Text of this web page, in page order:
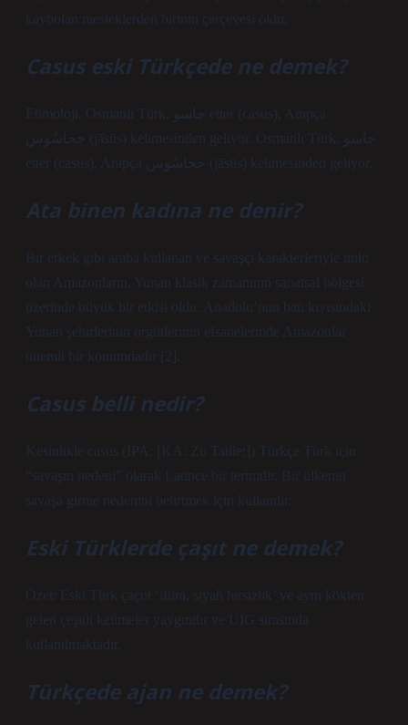
kaybolan mesleklerden birinin çerçevesi oldu.
Casus eski Türkçede ne demek?
Etimoloji. Osmanlı Türk, جاسو etter (casus), Arapça
ججاسُوس (jāsūs) kelimesinden geliyor. Osmanlı Türk, جاسو
etter (casus), Arapça ججاسُوس (jāsūs) kelimesinden geliyor.
Ata binen kadına ne denir?
Bir erkek gibi araba kullanan ve savaşçı karakterleriyle ünlü
olan Amazonların, Yunan klasik zamanının sanatsal bölgesi
üzerinde büyük bir etkisi oldu. Anadolu’nun batı kıyısındaki
Yunan şehirlerinin örgütlerinin efsanelerinde Amazonlar
önemli bir konumdadır [2].
Casus belli nedir?
Kesinlikle casus (IPA: [KA: Zu Taille:]) Türkçe Türk için
“savaşın nedeni” olarak Latince bir terimdir. Bir ülkenin
savaşa girme nedenini belirtmek için kullanılır.
Eski Türklerde çaşıt ne demek?
Özet: Eski Türk çaçut ‘iftira, siyah hırsızlık’ ve aynı kökten
gelen çeşitli kelimeler yaygındır ve UIG sırasında
kullanılmaktadır.
Türkçede ajan ne demek?